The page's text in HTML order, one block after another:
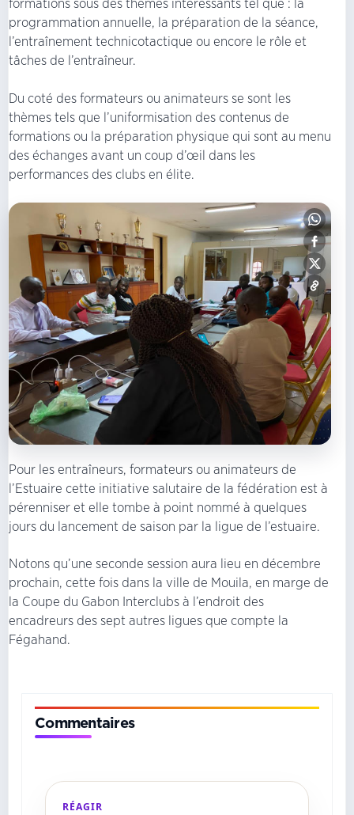
formations sous des thèmes intéressants tel que : la
programmation annuelle, la préparation de la séance,
l’entraînement technicotactique ou encore le rôle et
tâches de l’entraîneur.
Du coté des formateurs ou animateurs se sont les
thèmes tels que l’uniformisation des contenus de
formations ou la préparation physique qui sont au menu
des échanges avant un coup d’œil dans les
performances des clubs en élite.
Pour les entraîneurs, formateurs ou animateurs de
l’Estuaire cette initiative salutaire de la fédération est à
pérenniser et elle tombe à point nommé à quelques
jours du lancement de saison par la ligue de l’estuaire.
Notons qu’une seconde session aura lieu en décembre
prochain, cette fois dans la ville de Mouila, en marge de
la Coupe du Gabon Interclubs à l’endroit des
encadreurs des sept autres ligues que compte la
Fégahand.
Commentaires
RÉAGIR